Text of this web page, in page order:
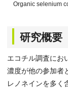
Organic selenium
研究概要
エコチル調査にお
濃度が他の参加者
レノネインを多く